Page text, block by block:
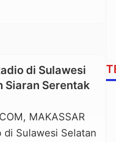
di Sulawesi
Siaran Serentak
MAKASSAR
Sulawesi Selatan